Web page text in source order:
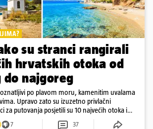
su stranci rangirali
hrvatskih otoka od
najgoreg
po plavom moru, kamenitim uvalama
Upravo zato su izuzetno privlačni
za putovanja posjetili su 10 najvećih otoka i
7 37